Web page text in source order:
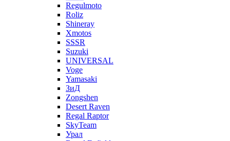
Regulmoto
Roliz
Shineray
Xmotos
SSSR
Suzuki
UNIVERSAL
Voge
Yamasaki
ЗиД
Zongshen
Desert Raven
Regal Raptor
SkyTeam
Урал